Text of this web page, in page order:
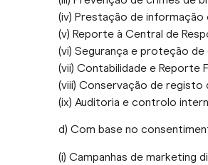
(iv) Prestação de informação
(v) Reporte à Central de
(vi) Segurança e proteção de
(vii) Contabilidade e Reporte
(viii) Conservação de
(ix) Auditoria e controlo
d) Com base no
(i) Campanhas de